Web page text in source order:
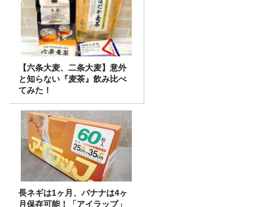
【六条大麦、二条大麦】意外
と知らない『麦茶』飲み比べ
てみた！
長ネギは1ヶ月、バナナは4ヶ
月保存可能！「アイラップ」